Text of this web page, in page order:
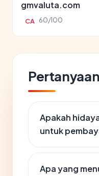
gmvaluta.com
CA 60/100
Apakah
untuk
Apa yang